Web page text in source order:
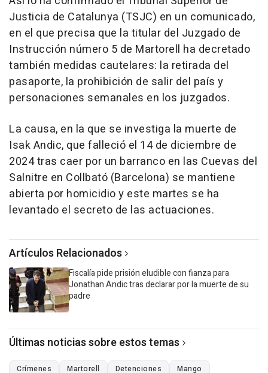
Justicia de Catalunya (TSJC) en un comunicado,
en el que precisa que la titular del Juzgado de
Instrucción número 5 de Martorell ha decretado
también medidas cautelares: la retirada del
pasaporte, la prohibición de salir del país y
personaciones semanales en los juzgados.
La causa, en la que se investiga la muerte de
Isak Andic, que falleció el 14 de diciembre de
2024 tras caer por un barranco en las Cuevas del
Salnitre en Collbató (Barcelona) se mantiene
abierta por homicidio y este martes se ha
levantado el secreto de las actuaciones.
Artículos Relacionados
Fiscalía pide prisión eludible con fianza para
Jonathan Andic tras declarar por la muerte de su
padre
Últimas noticias sobre estos temas
Crímenes Martorell Detenciones Mango